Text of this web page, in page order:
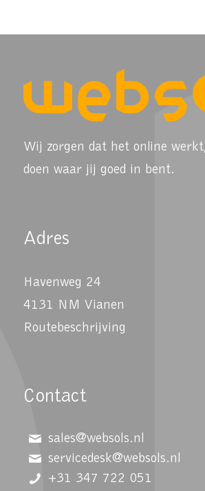
Wij zorgen dat het online
doen waar jij goed in bent.
Adres
Havenweg 24
4131 NM Vianen
Routebeschrijving
Contact
sales@websols.nl
servicedesk@websols.nl
+31 347 722 051